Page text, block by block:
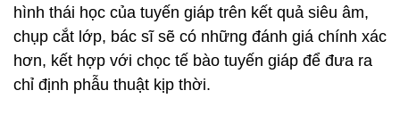
hình thái học của tuyến giáp trên kết quả siêu âm,
chụp cắt lớp, bác sĩ sẽ có những đánh giá chính xác
hơn, kết hợp với chọc tế bào tuyến giáp để đưa ra
chỉ định phẫu thuật kịp thời.